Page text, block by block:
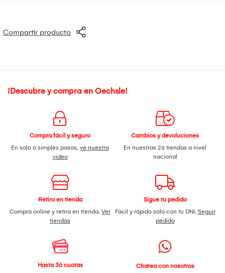
Compartir producto
¡Descubre y compra en Oechsle!
Compra fácil y seguro
En solo 6 simples pasos, ve nuestro
video
Cambios y devoluciones
En nuestras 26 tiendas a nivel
nacional
Retiro en tienda
Compra online y retira en tienda. Ver
tiendas
Sigue tu pedido
Fácil y rápido sólo con tu DNI. Seguir
pedido
Hasta 36 cuotas
Chatea con nosotros